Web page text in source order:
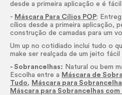
desde a primeira aplicação e é
- Máscara Para Cílios POP:
cílios desde a primeira aplicação,
construção de camadas para um
Um up no cotidiado inclui tudo o
make ser realçada de um jeito
- Sobrancelhas: Natural ou bem
Escolha entre a Máscara de
Tudo, Máscara para
Máscara para Sobrancelhas